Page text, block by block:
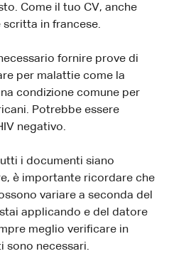
Come il tuo CV, anche
in francese.
fornire prove di
per malattie come la
condizione comune per
Potrebbe essere
negativo.
i documenti siano
è importante ricordare che
variare a seconda del
applicando e del datore
meglio verificare in
sono necessari.